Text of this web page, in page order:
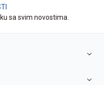
sa svim novostima.